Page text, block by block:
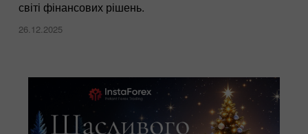
світі фінансових рішень.
26.12.2025